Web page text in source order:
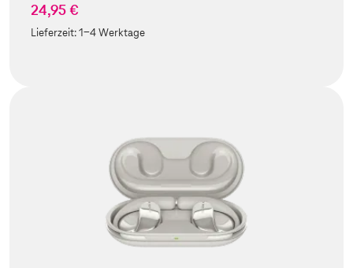
24,95 €
Lieferzeit:1-4 Werktage